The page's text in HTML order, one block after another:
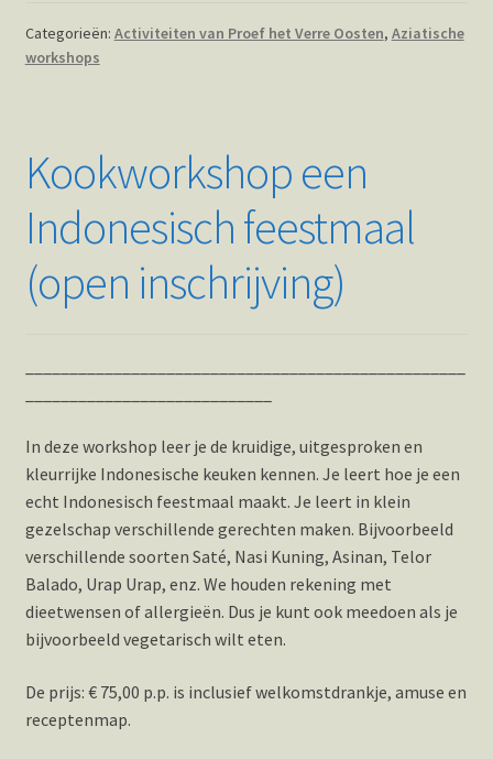
Categorieën: Activiteiten van Proef het Verre Oosten, Aziatische
workshops
Kookworkshop een
Indonesisch feestmaal
(open inschrijving)
In deze workshop leer je de kruidige, uitgesproken en
kleurrijke Indonesische keuken kennen. Je leert hoe je een
echt Indonesisch feestmaal maakt. Je leert in klein
gezelschap verschillende gerechten maken. Bijvoorbeeld
verschillende soorten Saté, Nasi Kuning, Asinan, Telor
Balado, Urap Urap, enz. We houden rekening met
dieetwensen of allergieën. Dus je kunt ook meedoen als je
bijvoorbeeld vegetarisch wilt eten.
De prijs: € 75,00 p.p. is inclusief welkomstdrankje, amuse en
receptenmap.